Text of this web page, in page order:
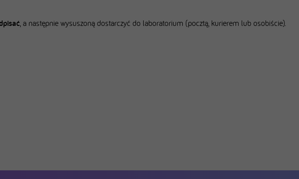
, a następnie wysuszoną dostarczyć do laboratorium (pocztą, kurierem lub osobiście).